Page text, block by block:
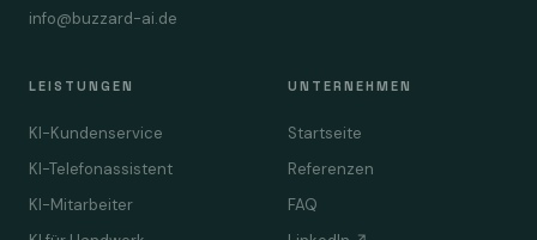
info@buzzard-ai.de
LEISTUNGEN
KI-Kundenservice
KI-Telefonassistent
KI-Mitarbeiter
UNTERNEHMEN
Startseite
Referenzen
FAQ